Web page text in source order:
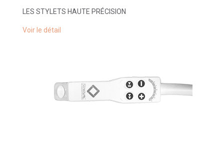
LES STYLETS HAUTE PRÉCISION
Voir le détail